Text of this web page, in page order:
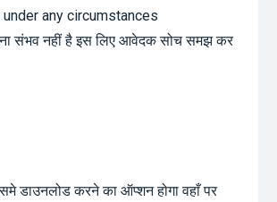
any circumstances
संभव नहीं है इस लिए आवेदक सोच समझ कर
करने का ऑप्शन होगा वहाँ पर